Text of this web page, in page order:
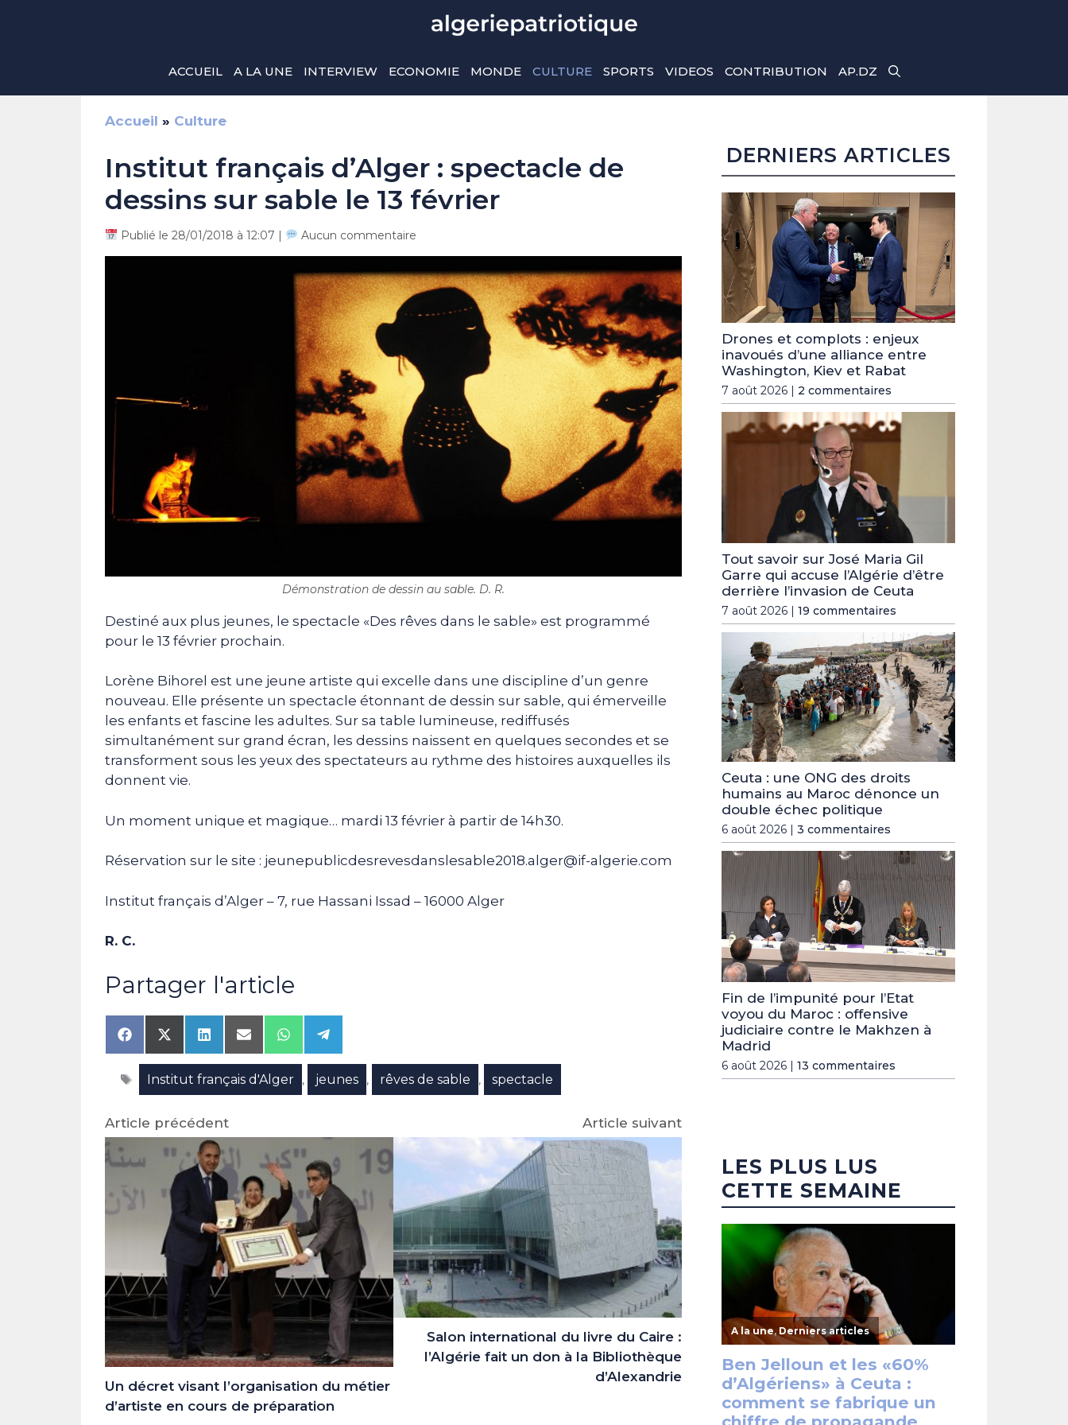
ACCUEIL A LA UNE INTERVIEW ECONOMIE MONDE CULTURE SPORTS VIDEOS CONTRIBUTION AP.DZ
Accueil » Culture
Institut français d’Alger : spectacle de
dessins sur sable le 13 février
Publié le 28/01/2018 à 12:07 | Aucun commentaire
Démonstration de dessin au sable. D. R.
Destiné aux plus jeunes, le spectacle «Des rêves dans le sable» est programmé
pour le 13 février prochain.
Lorène Bihorel est une jeune artiste qui excelle dans une discipline d’un genre
nouveau. Elle présente un spectacle étonnant de dessin sur sable, qui émerveille
les enfants et fascine les adultes. Sur sa table lumineuse, rediffusés
simultanément sur grand écran, les dessins naissent en quelques secondes et se
transforment sous les yeux des spectateurs au rythme des histoires auxquelles ils
donnent vie.
Un moment unique et magique… mardi 13 février à partir de 14h30.
Réservation sur le site : jeunepublicdesrevesdanslesable2018.alger@if-algerie.com
Institut français d’Alger – 7, rue Hassani Issad – 16000 Alger
R. C.
Partager l'article
Share
on
Facebook
Share
on
X
(Twitter)
Share
on
LinkedIn
Share
on
Email
Share
on
WhatsApp
Share
on
Telegram
Étiquettes
Institut français d'Alger , jeunes , rêves de sable , spectacle
Article précédent
Un décret visant l’organisation du métier
d’artiste en cours de préparation
Article suivant
Salon international du livre du Caire :
l’Algérie fait un don à la Bibliothèque
d’Alexandrie
DERNIERS ARTICLES
Drones et complots : enjeux
inavoués d’une alliance entre
Washington, Kiev et Rabat
7 août 2026 | 2 commentaires
Tout savoir sur José Maria Gil
Garre qui accuse l’Algérie d’être
derrière l’invasion de Ceuta
7 août 2026 | 19 commentaires
Ceuta : une ONG des droits
humains au Maroc dénonce un
double échec politique
6 août 2026 | 3 commentaires
Fin de l’impunité pour l’Etat
voyou du Maroc : offensive
judiciaire contre le Makhzen à
Madrid
6 août 2026 | 13 commentaires
LES PLUS LUS
CETTE SEMAINE